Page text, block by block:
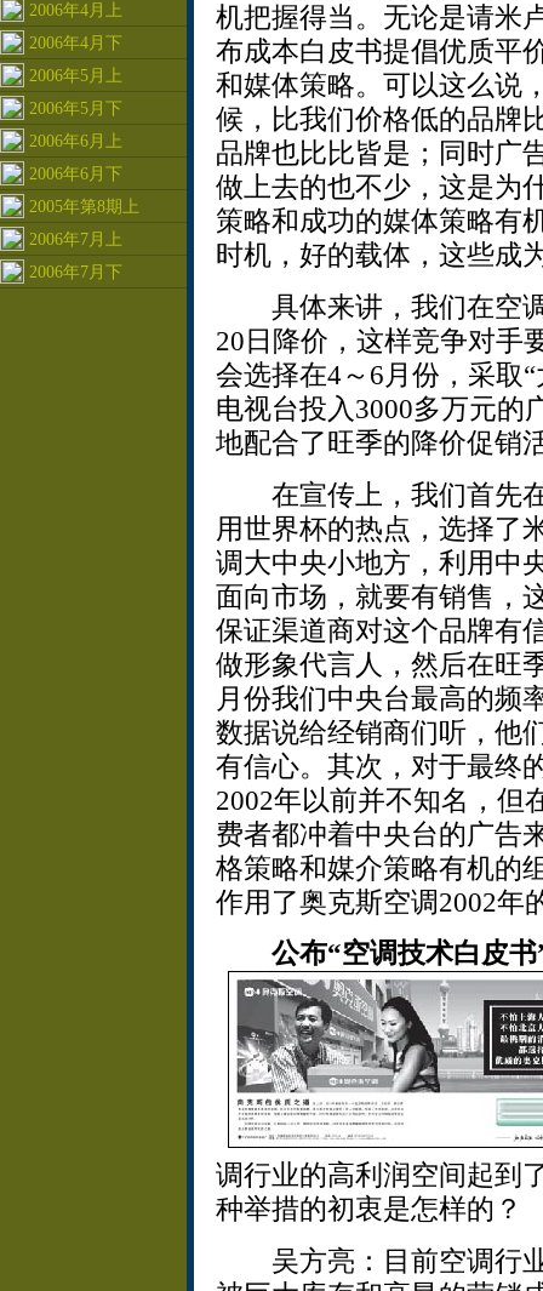
2006年4月上
2006年4月下
2006年5月上
2006年5月下
2006年6月上
2006年6月下
2005年第8期上
2006年7月上
2006年7月下
机把握得当。无论是请米
布成本白皮书提倡优质平
和媒体策略。可以这么说
候，比我们价格低的品牌
品牌也比比皆是；同时广
做上去的也不少，这是为
策略和成功的媒体策略有
时机，好的载体，这些成
具体来讲，我们在空调
20日降价，这样竞争对手
会选择在4～6月份，采取
电视台投入3000多万元的
地配合了旺季的降价促销
在宣传上，我们首先在
用世界杯的热点，选择了
调大中央小地方，利用中
面向市场，就要有销售，
保证渠道商对这个品牌有
做形象代言人，然后在旺
月份我们中央台最高的频
数据说给经销商们听，他
有信心。其次，对于最终
2002年以前并不知名，但
费者都冲着中央台的广告
格策略和媒介策略有机的
作用了奥克斯空调2002年
公布“空调技术白皮
调行业的高利润空间起到
种举措的初衷是怎样的？
吴方亮：目前空调行业